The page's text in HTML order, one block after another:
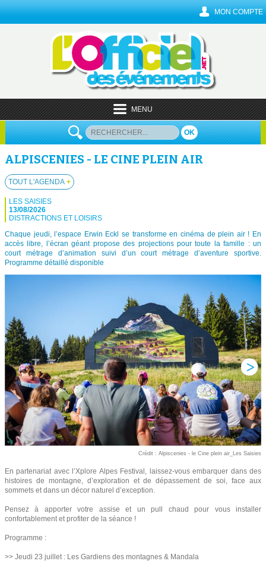
MON COMPTE
MENU
OK
ALPISCENIES - LE CINE PLEIN AIR
TOUT L'AGENDA +
LES SAISIES
13/08/2026
DISTRACTIONS ET LOISIRS
Chaque jeudi, l’espace Erwin Eckl se transforme en cinéma de plein air ! En
accès libre, l’écran géant propose des projections pour toute la famille : un
court métrage d’animation suivi d’un court métrage d’aventure sportive.
Programme détaillé disponible
Crédit : Alpiscenies - le Cine plein air_Les Saisies
En partenariat avec l’Xplore Alpes Festival, laissez-vous embarquer dans des
histoires de montagne, d’exploration et de dépassement de soi, face aux
sommets et dans un décor naturel d’exception.
Pensez à apporter votre assise et un pull chaud pour vous installer
confortablement et profiter de la séance !
Programme :
>> Jeudi 23 juillet : Les Gardiens des montagnes & Mandala